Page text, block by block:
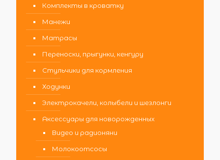
Комплекты в кроватку
Манежи
Матрасы
Переноски, прыгунки, кенгуру
Стульчики для кормления
Ходунки
Электрокачели, колыбели и шезлонги
Аксессуары для новорожденных
Видео и радионяни
Молокоотсосы